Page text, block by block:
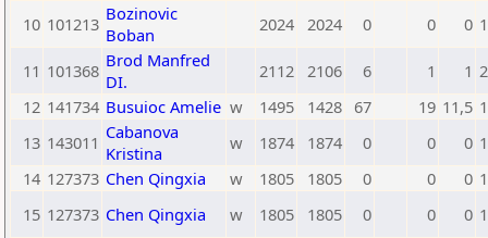
10 101213 Bozinovic
Boban
2024 2024 0 0 0
11 101368 Brod Manfred
DI.
2112 2106 6 1 1
12 141734 Busuioc Amelie w 1495 1428 67 19 11,5
13 143011 Cabanova
Kristina
w 1874 1874 0 0 0
14 127373 Chen Qingxia w 1805 1805 0 0 0
15 127373 Chen Qingxia w 1805 1805 0 0 0